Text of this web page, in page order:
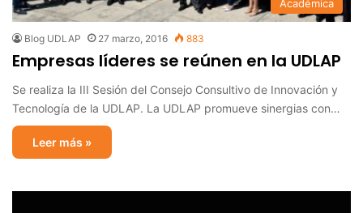
Académica
Blog UDLAP 27 marzo, 2016 883
Empresas líderes se reúnen en la UDLAP
Se realiza la III Sesión del Consejo Consultivo de Innovación y
Tecnología de la UDLAP. La UDLAP promueve sinergias con…
Leer más »